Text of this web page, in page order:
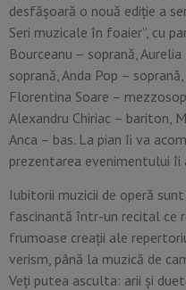
desfășoară o nouă ediție a
Seri muzicale în foaier”, cu
Bourceanu – soprană,
soprană, Anda Pop –
Florentina Soare –
Alexandru Chiriac – bariton,
Anca – bas. La pian îi va
prezentarea evenimentului îi
Iubitorii muzicii de operă
fascinantă într-un recital ce
frumoase creații ale
verism, până la muzică de
Veți putea asculta: arii și